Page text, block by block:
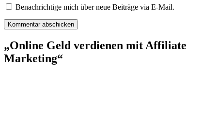
Benachrichtige mich über neue Beiträge via E-Mail.
„Online Geld verdienen mit Affiliate
Marketing“